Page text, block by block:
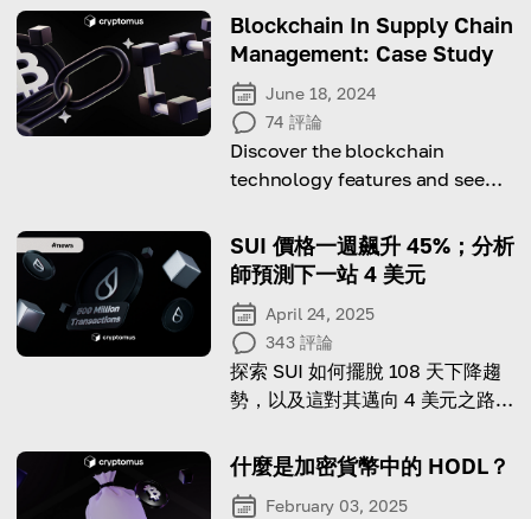
Blockchain In Supply Chain
Management: Case Study
June 18, 2024
74 評論
Discover the blockchain
technology features and see
management!
SUI 價格一週飆升 45%；分析
師預測下一站 4 美元
April 24, 2025
343 評論
探索 SUI 如何擺脫 108 天下降趨
勢，以及這對其邁向 4 美元之路意
什麼是加密貨幣中的 HODL？
February 03, 2025